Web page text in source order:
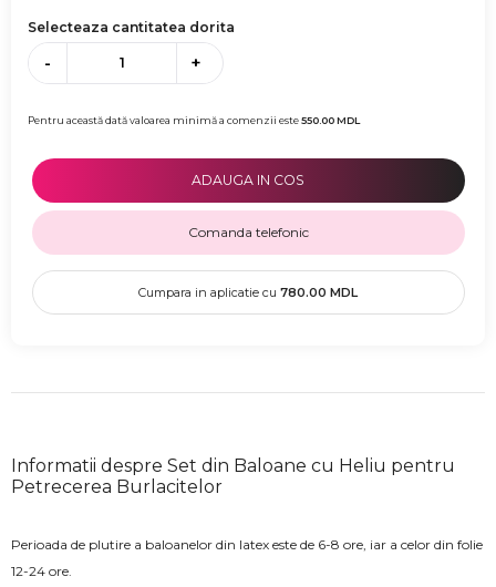
Selecteaza cantitatea dorita
- +
Pentru această dată valoarea minimă a comenzii este550.00MDL
ADAUGA IN COS
Comanda telefonic
Cumpara in aplicatie cu 780.00 MDL
Informatii despre Set din Baloane cu Heliu pentru
Petrecerea Burlacitelor
Perioada de plutire a baloanelor din latex este de 6-8 ore, iar a celor din folie
12-24 ore.